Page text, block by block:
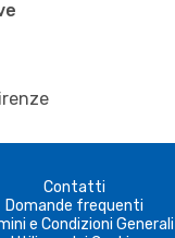
Contatti
Domande frequenti
e Condizioni Generali